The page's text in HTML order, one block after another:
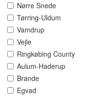
Nørre Snede
Tørring-Uldum
Vamdrup
Vejle
Ringkøbing County
Aulum-Haderup
Brande
Egvad